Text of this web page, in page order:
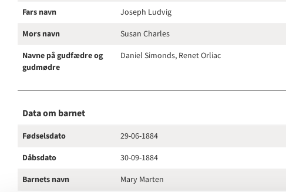
Fars navn
Joseph Ludvig
Mors navn
Susan Charles
Navne på gudfædre og
gudmødre
Daniel Simonds, Renet Orliac
Data om barnet
Fødselsdato
29-06-1884
Dåbsdato
30-09-1884
Barnets navn
Mary Marten